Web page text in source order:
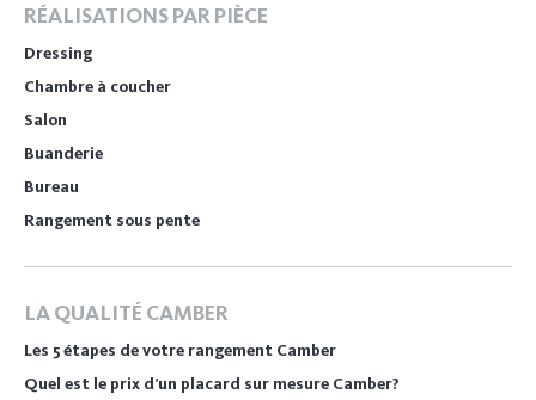
RÉALISATIONS PAR PIÈCE
Dressing
Chambre à coucher
Salon
Buanderie
Bureau
Rangement sous pente
LA QUALITÉ CAMBER
Les 5 étapes de votre rangement Camber
Quel est le prix d’un placard sur mesure Camber?